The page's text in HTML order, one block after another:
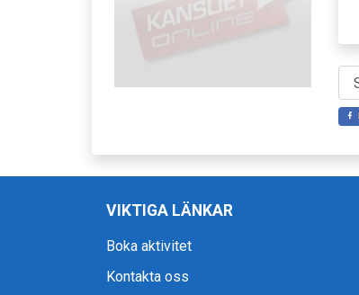
VIKTIGA LÄNKAR
Boka aktivitet
Kontakta oss